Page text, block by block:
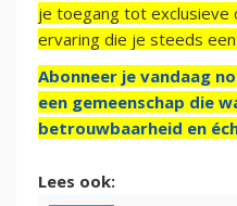
je toegang tot exclusieve
ervaring die je steeds
Abonneer je vandaag
een gemeenschap die
betrouwbaarheid en
Lees ook: